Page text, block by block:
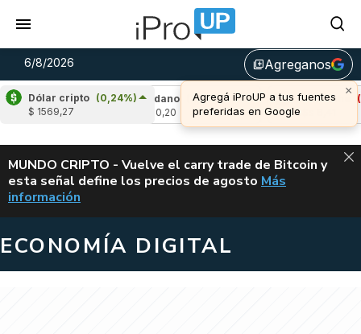
6/8/2026 library_addAgreganos
Dólar cripto (0,24%)
$ 1569,27
Cardano
(2,72%)
Avalanche (-
u$s 6,41
ALERTA
MUNDO CRIPTO - Vuelve el carry trade de Bitcoin y
esta señal define los precios de agosto VUELVE EL
Más
información
ECONOMÍA DIGITAL